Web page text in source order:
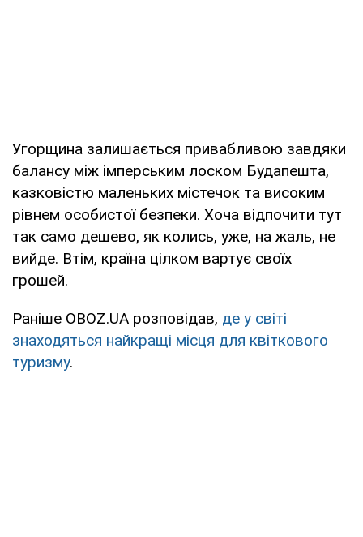
Угорщина залишається привабливою завдяки
балансу між імперським лоском Будапешта,
казковістю маленьких містечок та високим
рівнем особистої безпеки. Хоча відпочити тут
так само дешево, як колись, уже, на жаль, не
вийде. Втім, країна цілком вартує своїх
грошей.
Раніше OBOZ.UA розповідав, де у світі
знаходяться найкращі місця для квіткового
туризму.